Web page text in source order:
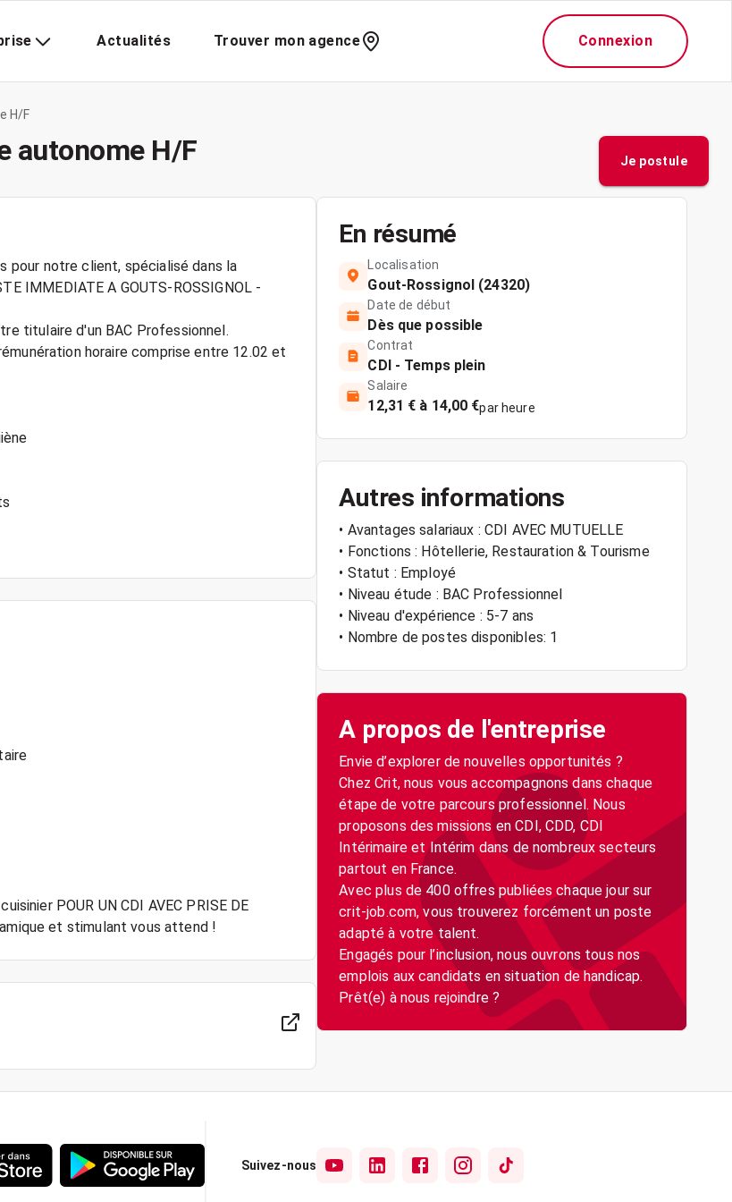
Actualités Trouver mon agence Connexion
H/F
autonome H/F Je postule
pour notre client, spécialisé dans la
IMMEDIATE A GOUTS-ROSSIGNOL -
titulaire d'un BAC Professionnel.
horaire comprise entre 12.02 et
POUR UN CDI AVEC PRISE DE
En résumé
Localisation
Gout-Rossignol (24320)
Date de début
Dès que possible
Contrat
CDI - Temps plein
Salaire
12,31 € à 14,00 €par heure
Autres informations
• Avantages salariaux : CDI AVEC MUTUELLE
• Fonctions : Hôtellerie, Restauration & Tourisme
• Statut : Employé
• Niveau étude : BAC Professionnel
• Niveau d'expérience : 5-7 ans
• Nombre de postes disponibles: 1
A propos de l'entreprise
Envie d’explorer de nouvelles opportunités ?
Chez Crit, nous vous accompagnons dans chaque
étape de votre parcours professionnel. Nous
proposons des missions en CDI, CDD, CDI
Intérimaire et Intérim dans de nombreux secteurs
partout en France.
Avec plus de 400 offres publiées chaque jour sur
crit-job.com, vous trouverez forcément un poste
adapté à votre talent.
Engagés pour l’inclusion, nous ouvrons tous nos
emplois aux candidats en situation de handicap.
Suivez-nous